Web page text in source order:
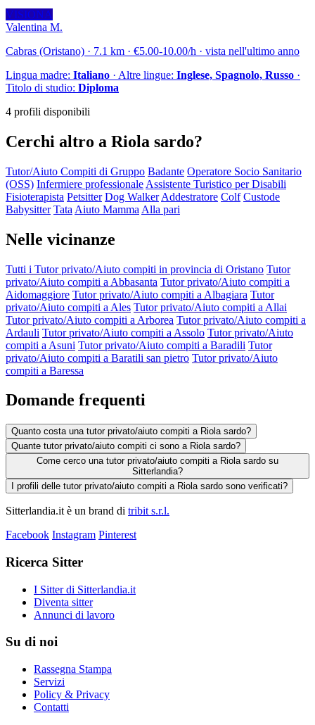
VISIONA
Valentina M.
Cabras (Oristano) · 7.1 km · €5.00-10.00/h · vista nell'ultimo anno
Lingua madre: Italiano · Altre lingue: Inglese, Spagnolo, Russo ·
Titolo di studio: Diploma
4 profili disponibili
Cerchi altro a Riola sardo?
Tutor/Aiuto Compiti di Gruppo Badante Operatore Socio Sanitario
(OSS) Infermiere professionale Assistente Turistico per Disabili
Fisioterapista Petsitter Dog Walker Addestratore Colf Custode
Babysitter Tata Aiuto Mamma Alla pari
Nelle vicinanze
Tutti i Tutor privato/Aiuto compiti in provincia di Oristano Tutor
privato/Aiuto compiti a Abbasanta Tutor privato/Aiuto compiti a
Aidomaggiore Tutor privato/Aiuto compiti a Albagiara Tutor
privato/Aiuto compiti a Ales Tutor privato/Aiuto compiti a Allai
Tutor privato/Aiuto compiti a Arborea Tutor privato/Aiuto compiti a
Ardauli Tutor privato/Aiuto compiti a Assolo Tutor privato/Aiuto
compiti a Asuni Tutor privato/Aiuto compiti a Baradili Tutor
privato/Aiuto compiti a Baratili san pietro Tutor privato/Aiuto
compiti a Baressa
Domande frequenti
Quanto costa una tutor privato/aiuto compiti a Riola sardo?
Quante tutor privato/aiuto compiti ci sono a Riola sardo?
Come cerco una tutor privato/aiuto compiti a Riola sardo su
Sitterlandia?
I profili delle tutor privato/aiuto compiti a Riola sardo sono verificati?
Sitterlandia.it è un brand di tribit s.r.l.
Facebook Instagram Pinterest
Ricerca Sitter
I Sitter di Sitterlandia.it
Diventa sitter
Annunci di lavoro
Su di noi
Rassegna Stampa
Servizi
Policy & Privacy
Contatti